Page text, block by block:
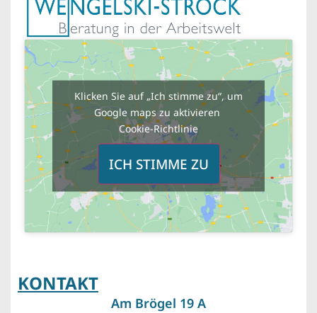
Klicken Sie auf „Ich stimme zu“, um
Google maps zu aktivieren
Cookie-Richtlinie
ICH STIMME ZU
KONTAKT
Am Brögel 19 A